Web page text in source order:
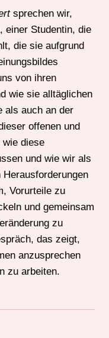
sprechen wir,
einer Studentin, die
die sie aufgrund
von ihren
wie sie alltäglichen
als auch an der
offenen und
diese
und wie wir als
Vorurteile zu
und gemeinsam
zu
das zeigt,
anzusprechen
zu arbeiten.